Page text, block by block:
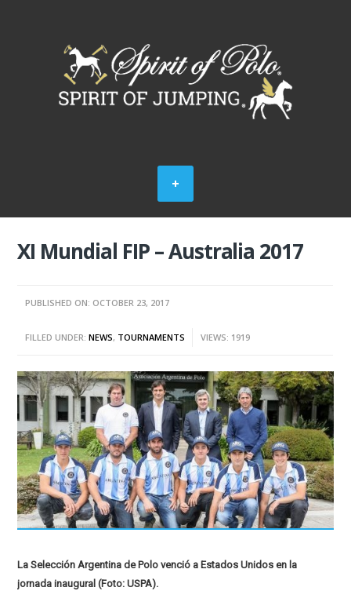
XI Mundial FIP – Australia 2017
PUBLISHED ON: OCTOBER 23, 2017
FILLED UNDER:NEWS, TOURNAMENTS VIEWS: 1919
La Selección Argentina de Polo venció a Estados Unidos en la
jornada inaugural (Foto: USPA).